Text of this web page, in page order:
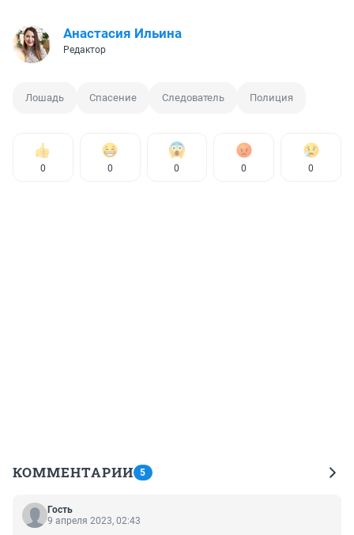
Анастасия Ильина
Редактор
Лошадь Спасение Следователь Полиция
0 0 0 0 0
КОММЕНТАРИИ 5
Гость
9 апреля 2023, 02:43